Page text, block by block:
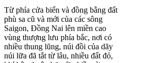
Từ phía cửa biển và đồng bằng đất
phù sa cũ và mới của các sông
Saigon, Đồng Nai lên miền cao
vùng thượng lưu phía bắc, nơi có
nhiều thung lũng, núi đồi của dãy
núi lữa đã tắt từ lâu, nhiều đất đỏ,